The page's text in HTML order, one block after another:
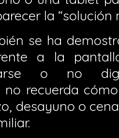
la “solución
se ha
a la
o no
no recuerda
desayuno o